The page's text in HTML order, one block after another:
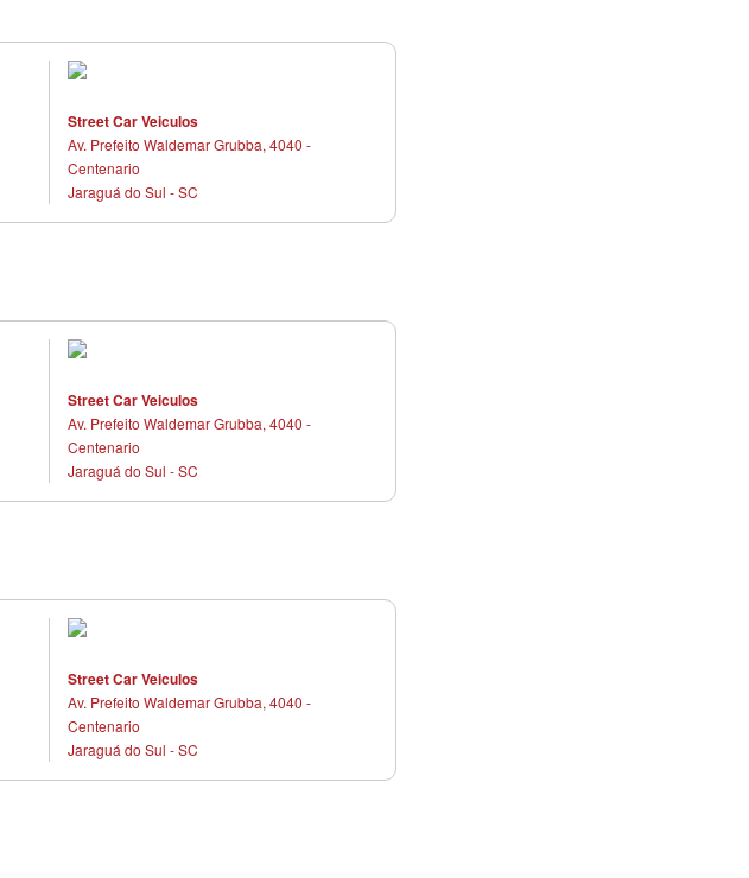
Street Car Veiculos
Av. Prefeito Waldemar Grubba, 4040 -
Centenario
Jaraguá do Sul - SC
Street Car Veiculos
Av. Prefeito Waldemar Grubba, 4040 -
Centenario
Jaraguá do Sul - SC
Street Car Veiculos
Av. Prefeito Waldemar Grubba, 4040 -
Centenario
Jaraguá do Sul - SC